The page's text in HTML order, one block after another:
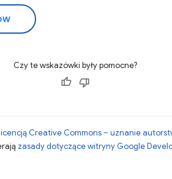
Czy te wskazówki były pomocne?
Creative Commons – uznanie
zasady dotyczące witryny Google